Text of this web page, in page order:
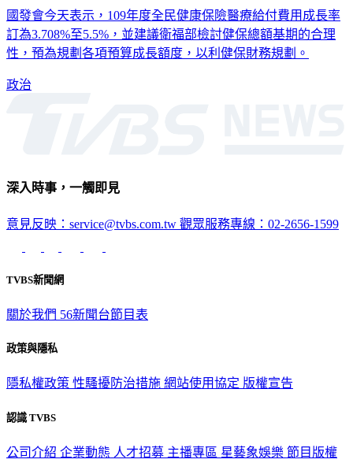
國發會今天表示，109年度全民健康保險醫療給付費用成長率
訂為3.708%至5.5%，並建議衛福部檢討健保總額基期的合理
性，預為規劃各項預算成長額度，以利健保財務規劃。
政治
深入時事，一觸即見
意見反映：service@tvbs.com.tw 觀眾服務專線：02-2656-1599
TVBS新聞網
關於我們 56新聞台節目表
政策與隱私
隱私權政策 性騷擾防治措施 網站使用協定 版權宣告
認識 TVBS
公司介紹 企業動態 人才招募 主播專區 星藝象娛樂 節目版權